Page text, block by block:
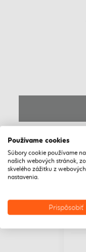
Gélová
priaznivo
Používame cookies
Súbory cookie používame
našich webových stránok,
skvelého zážitku z
nastavenia.
Prispôsobiť